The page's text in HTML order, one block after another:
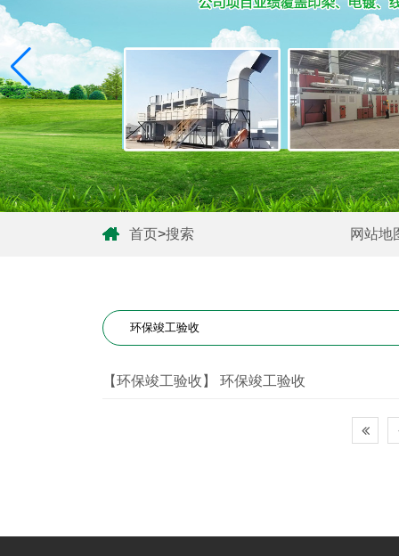
首页>搜索 网站地
【环保竣工验收】 环保竣工验收